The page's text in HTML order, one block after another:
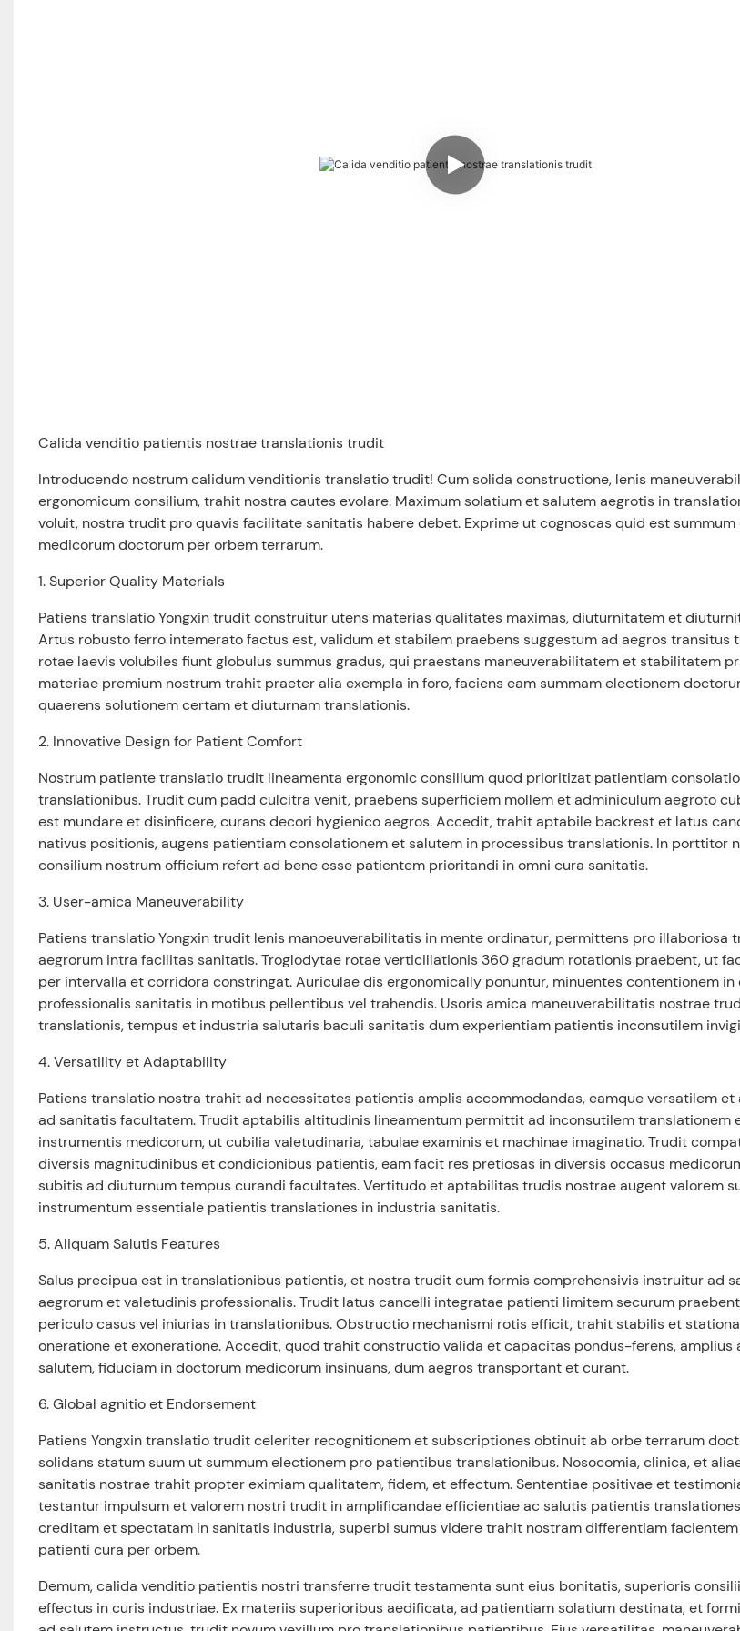
Calida venditio patientis nostrae translationis trudit
Introducendo nostrum calidum venditionis translatio trudit! Cum solida constructione, lenis
ergonomicum consilium, trahit nostra cautes evolare. Maximum solatium et salutem aegrotis in
voluit, nostra trudit pro quavis facilitate sanitatis habere debet. Exprime ut cognoscas quid est
medicorum doctorum per orbem terrarum.
1. Superior Quality Materials
Patiens translatio Yongxin trudit construitur utens materias qualitates maximas, diuturnitatem et
Artus robusto ferro intemerato factus est, validum et stabilem praebens suggestum ad aegros transitus
rotae laevis volubiles fiunt globulus summus gradus, qui praestans maneuverabilitatem et stabilitatem
materiae premium nostrum trahit praeter alia exempla in foro, faciens eam summam electionem
quaerens solutionem certam et diuturnam translationis.
2. Innovative Design for Patient Comfort
Nostrum patiente translatio trudit lineamenta ergonomic consilium quod prioritizat patientiam
translationibus. Trudit cum padd culcitra venit, praebens superficiem mollem et adminiculum aegroto
est mundare et disinficere, curans decori hygienico aegros. Accedit, trahit aptabile backrest et latus
nativus positionis, augens patientiam consolationem et salutem in processibus translationis. In porttitor
consilium nostrum officium refert ad bene esse patientem prioritandi in omni cura sanitatis.
3. User-amica Maneuverability
Patiens translatio Yongxin trudit lenis manoeuverabilitatis in mente ordinatur, permittens pro illaboriosa
aegrorum intra facilitas sanitatis. Troglodytae rotae verticillationis 360 gradum rotationis praebent, ut
per intervalla et corridora constringat. Auriculae dis ergonomically ponuntur, minuentes contentionem in
professionalis sanitatis in motibus pellentibus vel trahendis. Usoris amica maneuverabilitatis nostrae
translationis, tempus et industria salutaris baculi sanitatis dum experientiam patientis inconsutilem
4. Versatility et Adaptability
Patiens translatio nostra trahit ad necessitates patientis amplis accommodandas, eamque versatilem
ad sanitatis facultatem. Trudit aptabilis altitudinis lineamentum permittit ad inconsutilem translationem
instrumentis medicorum, ut cubilia valetudinaria, tabulae examinis et machinae imaginatio. Trudit
diversis magnitudinibus et condicionibus patientis, eam facit res pretiosas in diversis occasus
subitis ad diuturnum tempus curandi facultates. Vertitudo et aptabilitas trudis nostrae augent valorem
instrumentum essentiale patientis translationes in industria sanitatis.
5. Aliquam Salutis Features
Salus precipua est in translationibus patientis, et nostra trudit cum formis comprehensivis instruitur ad
aegrorum et valetudinis professionalis. Trudit latus cancelli integratae patienti limitem securum
periculo casus vel iniurias in translationibus. Obstructio mechanismi rotis efficit, trahit stabilis et
oneratione et exoneratione. Accedit, quod trahit constructio valida et capacitas pondus-ferens, amplius
salutem, fiduciam in doctorum medicorum insinuans, dum aegros transportant et curant.
6. Global agnitio et Endorsement
Patiens Yongxin translatio trudit celeriter recognitionem et subscriptiones obtinuit ab orbe terrarum
solidans statum suum ut summum electionem pro patientibus translationibus. Nosocomia, clinica, et
sanitatis nostrae trahit propter eximiam qualitatem, fidem, et effectum. Sententiae positivae et
testantur impulsum et valorem nostri trudit in amplificandae efficientiae ac salutis patientis
creditam et spectatam in sanitatis industria, superbi sumus videre trahit nostram differentiam
patienti cura per orbem.
Demum, calida venditio patientis nostri transferre trudit testamenta sunt eius bonitatis, superioris
effectus in curis industriae. Ex materiis superioribus aedificata, ad patientiam solatium destinata, et